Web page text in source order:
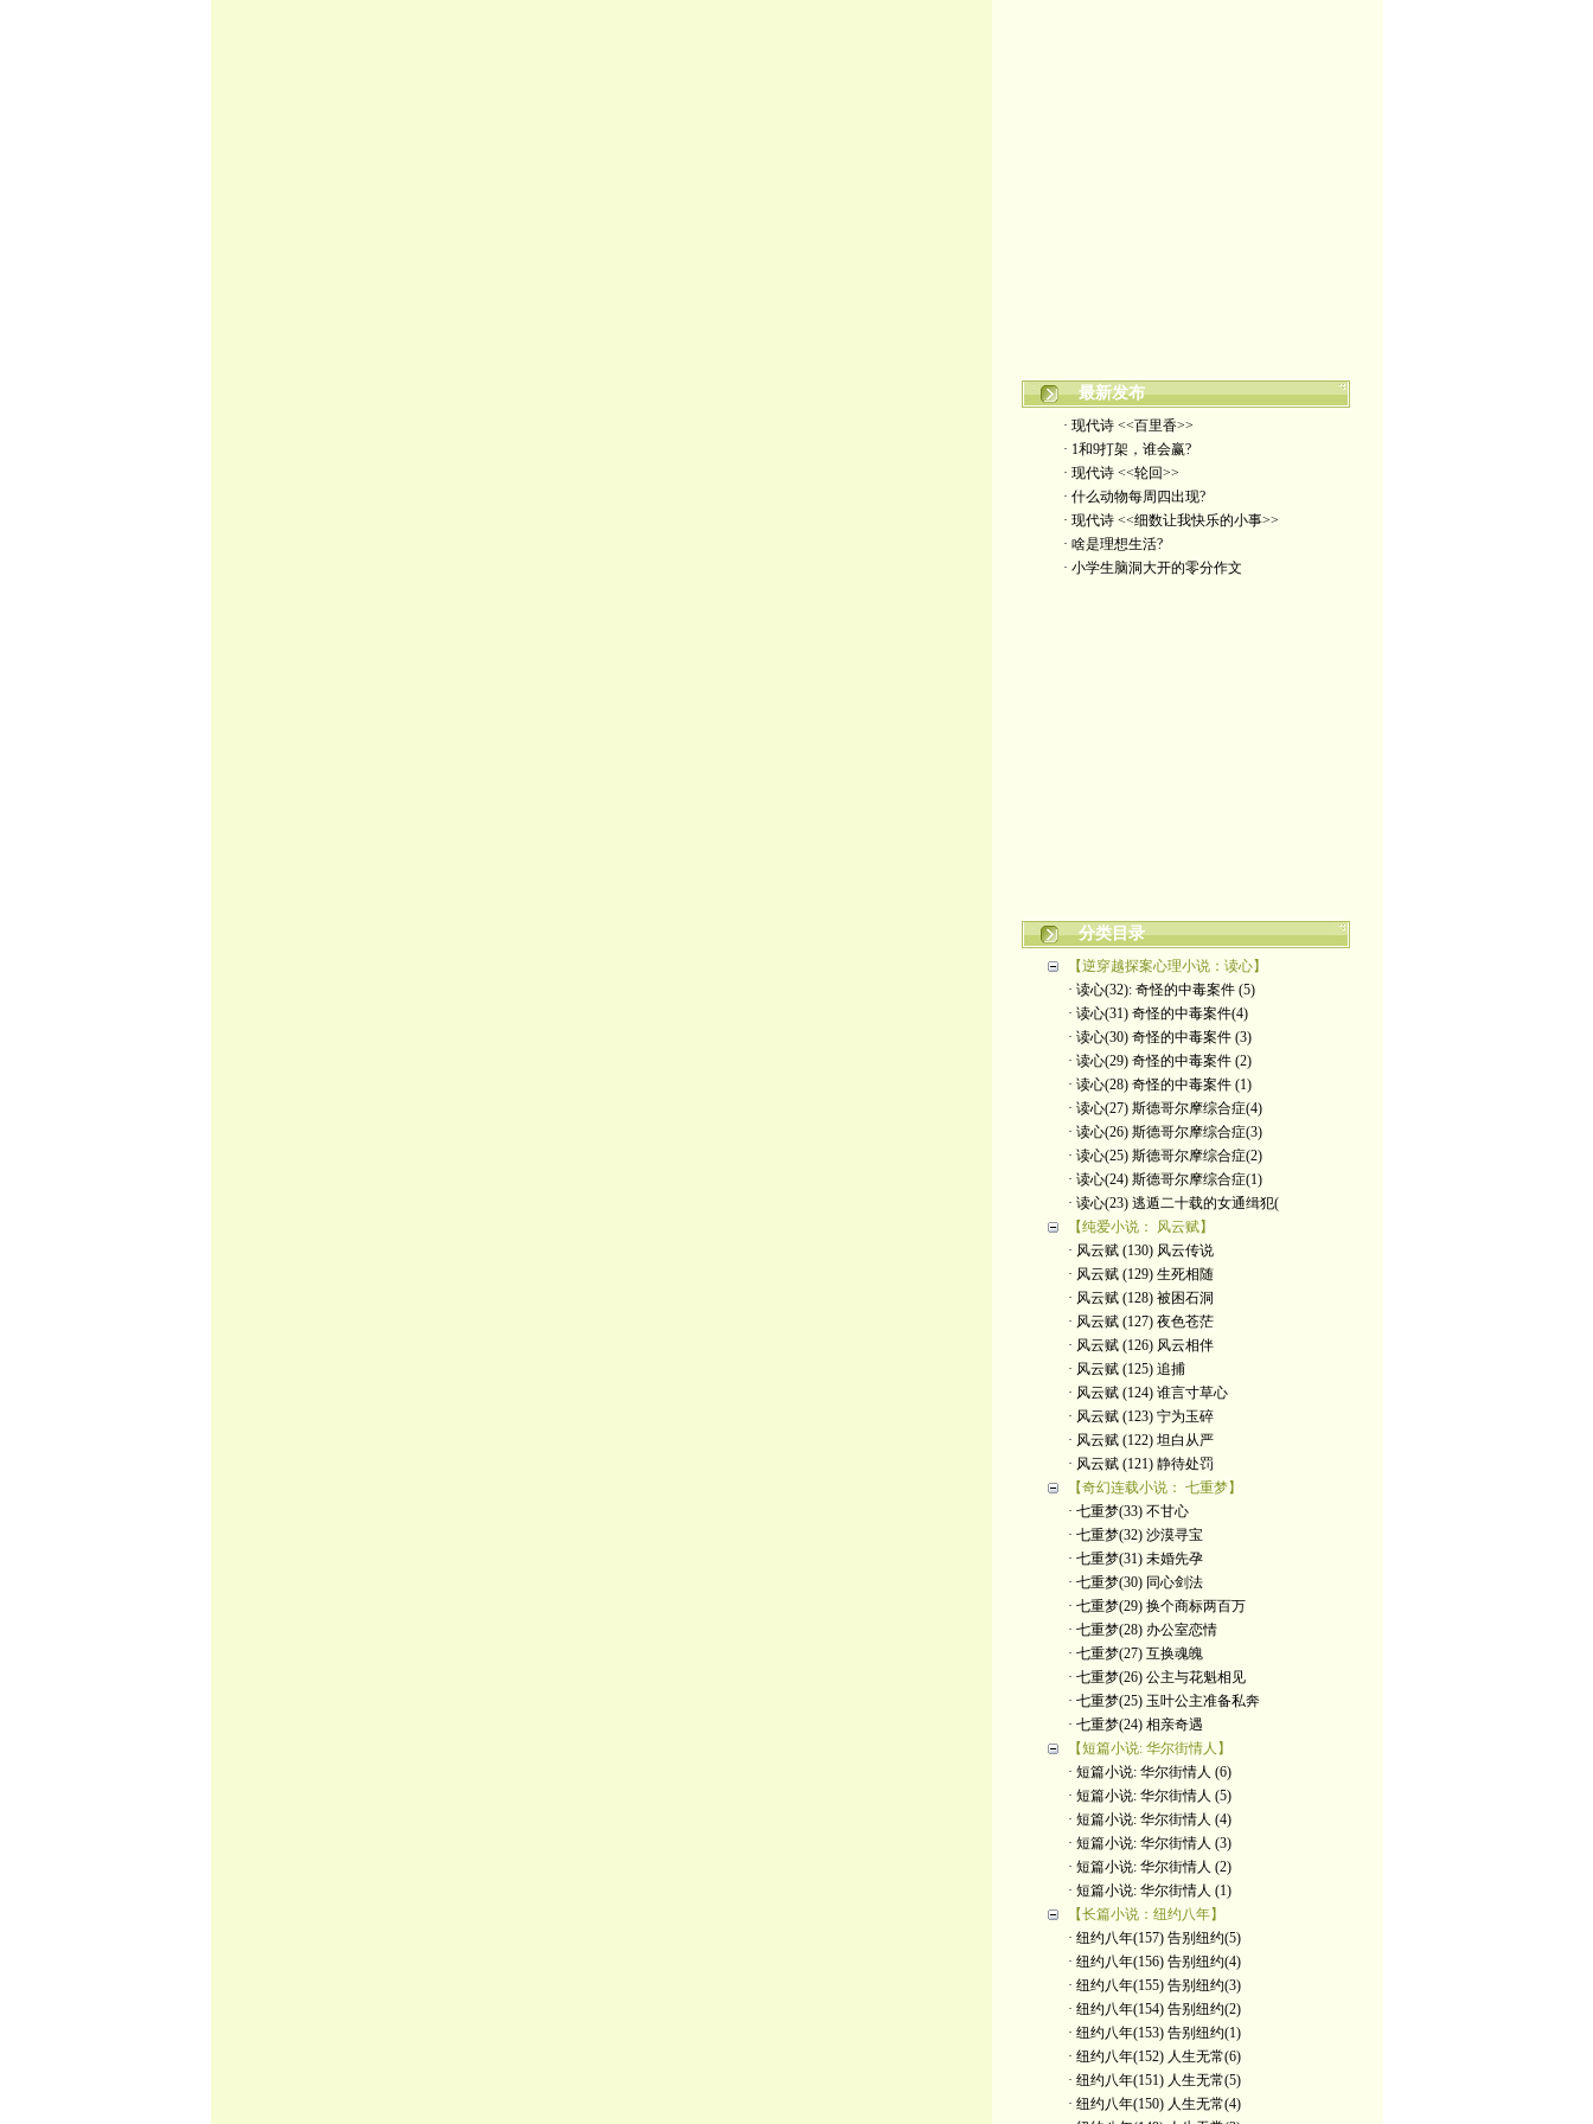
最新发布
· 现代诗 <<百里香>>
· 1和9打架，谁会赢?
· 现代诗 <<轮回>>
· 什么动物每周四出现?
· 现代诗 <<细数让我快乐的小事>>
· 啥是理想生活?
· 小学生脑洞大开的零分作文
分类目录
【逆穿越探案心理小说：读心】
· 读心(32): 奇怪的中毒案件 (5)
· 读心(31) 奇怪的中毒案件(4)
· 读心(30) 奇怪的中毒案件 (3)
· 读心(29) 奇怪的中毒案件 (2)
· 读心(28) 奇怪的中毒案件 (1)
· 读心(27) 斯德哥尔摩综合症(4)
· 读心(26) 斯德哥尔摩综合症(3)
· 读心(25) 斯德哥尔摩综合症(2)
· 读心(24) 斯德哥尔摩综合症(1)
· 读心(23) 逃遁二十载的女通缉犯(
【纯爱小说： 风云赋】
· 风云赋 (130) 风云传说
· 风云赋 (129) 生死相随
· 风云赋 (128) 被困石洞
· 风云赋 (127) 夜色苍茫
· 风云赋 (126) 风云相伴
· 风云赋 (125) 追捕
· 风云赋 (124) 谁言寸草心
· 风云赋 (123) 宁为玉碎
· 风云赋 (122) 坦白从严
· 风云赋 (121) 静待处罚
【奇幻连载小说： 七重梦】
· 七重梦(33) 不甘心
· 七重梦(32) 沙漠寻宝
· 七重梦(31) 未婚先孕
· 七重梦(30) 同心剑法
· 七重梦(29) 换个商标两百万
· 七重梦(28) 办公室恋情
· 七重梦(27) 互换魂魄
· 七重梦(26) 公主与花魁相见
· 七重梦(25) 玉叶公主准备私奔
· 七重梦(24) 相亲奇遇
【短篇小说: 华尔街情人】
· 短篇小说: 华尔街情人 (6)
· 短篇小说: 华尔街情人 (5)
· 短篇小说: 华尔街情人 (4)
· 短篇小说: 华尔街情人 (3)
· 短篇小说: 华尔街情人 (2)
· 短篇小说: 华尔街情人 (1)
【长篇小说：纽约八年】
· 纽约八年(157) 告别纽约(5)
· 纽约八年(156) 告别纽约(4)
· 纽约八年(155) 告别纽约(3)
· 纽约八年(154) 告别纽约(2)
· 纽约八年(153) 告别纽约(1)
· 纽约八年(152) 人生无常(6)
· 纽约八年(151) 人生无常(5)
· 纽约八年(150) 人生无常(4)